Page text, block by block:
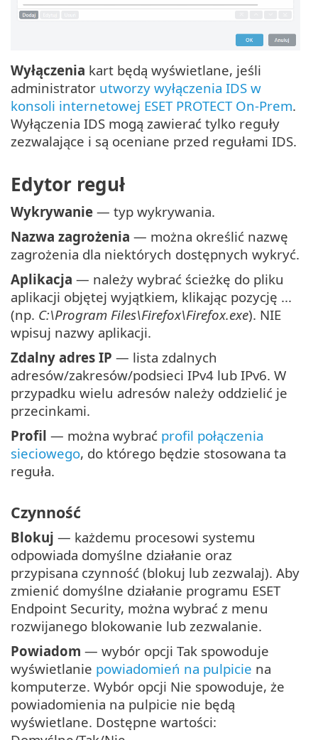
Wyłączenia kart będą wyświetlane, jeśli
administrator utworzy wyłączenia IDS w
konsoli internetowej ESET PROTECT On-Prem.
Wyłączenia IDS mogą zawierać tylko reguły
zezwalające i są oceniane przed regułami IDS.
Edytor reguł
Wykrywanie — typ wykrywania.
Nazwa zagrożenia — można określić nazwę
zagrożenia dla niektórych dostępnych wykryć.
Aplikacja — należy wybrać ścieżkę do pliku
aplikacji objętej wyjątkiem, klikając pozycję ...
(np. C:\Program Files\Firefox\Firefox.exe). NIE
wpisuj nazwy aplikacji.
Zdalny adres IP — lista zdalnych
adresów/zakresów/podsieci IPv4 lub IPv6. W
przypadku wielu adresów należy oddzielić je
przecinkami.
Profil — można wybrać profil połączenia
sieciowego, do którego będzie stosowana ta
reguła.
Czynność
Blokuj — każdemu procesowi systemu
odpowiada domyślne działanie oraz
przypisana czynność (blokuj lub zezwalaj). Aby
zmienić domyślne działanie programu ESET
Endpoint Security, można wybrać z menu
rozwijanego blokowanie lub zezwalanie.
Powiadom — wybór opcji Tak spowoduje
wyświetlanie powiadomień na pulpicie na
komputerze. Wybór opcji Nie spowoduje, że
powiadomienia na pulpicie nie będą
wyświetlane. Dostępne wartości: